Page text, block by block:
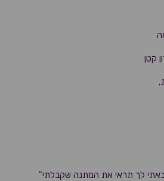
קטן
לך תראי את המתנה שקבלתי"